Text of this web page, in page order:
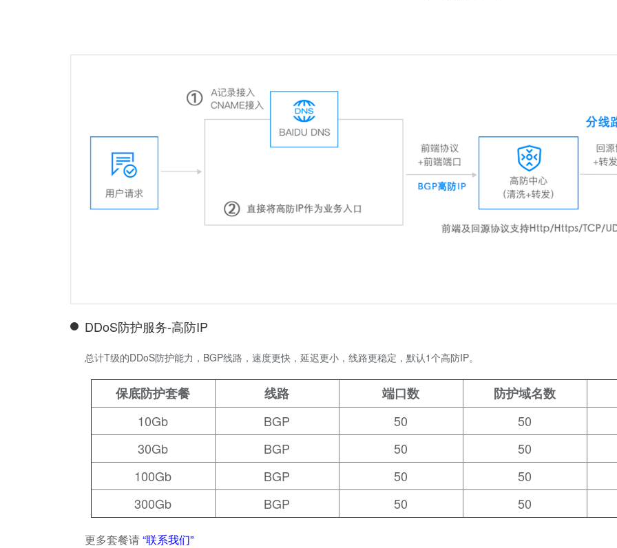
DDoS防护服务-高防IP
总计T级的DDoS防护能力，BGP线路，速度更快，延迟更小，线路更稳定，默认1个高防IP。
保底防护套餐 线路 端口数
防护域名数
10Gb
BGP 50
50
30Gb
BGP 50
50
100Gb
BGP 50
50
300Gb
BGP 50 50
更多套餐请“联系我们”